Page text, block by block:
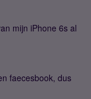
mijn iPhone 6s al
faecesbook, dus